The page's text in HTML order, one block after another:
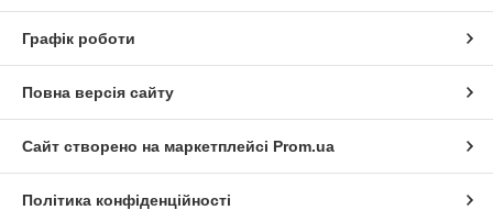
Графік роботи
Повна версія сайту
Сайт створено на маркетплейсі Prom.ua
Політика конфіденційності